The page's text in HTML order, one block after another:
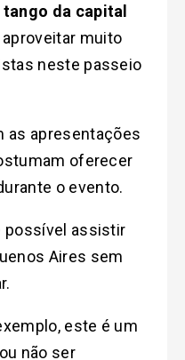
tango da capital
muito
neste passeio
as apresentações
oferecer
o evento.
possível assistir
Aires sem
este é um
não ser